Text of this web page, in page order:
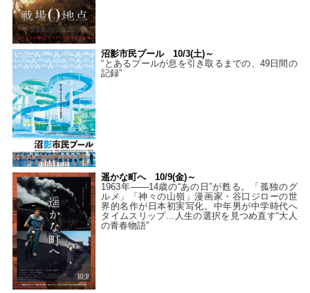
沼影市民プール 10/3(土)～
“とあるプールが息を引き取るまでの、49日間の
記録”
遥かな町へ 10/9(金)～
1963年――14歳の“あの日”が甦る。「孤独のグ
ルメ」「神々の山嶺」漫画家・谷口ジローの世
界的名作が日本初実写化。中年男が中学時代へ
タイムスリップ…人生の選択を見つめ直す“大人
の青春物語”